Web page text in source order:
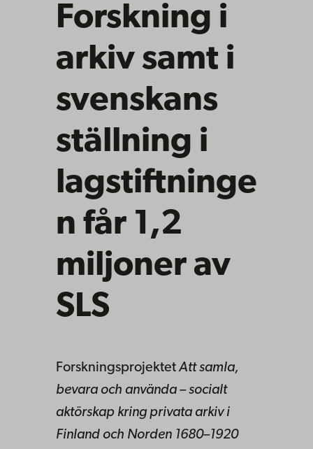
Forskning i
arkiv samt i
svenskans
ställning i
lagstiftninge
n får 1,2
miljoner av
SLS
ForskningsprojektetAtt samla,
bevara och använda – socialt
aktörskap kring privata arkiv i
Finland och Norden 1680–1920